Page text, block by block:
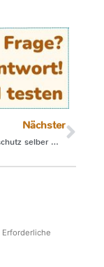
Nächster
Brustwarzenschutz selber machen
Erforderliche